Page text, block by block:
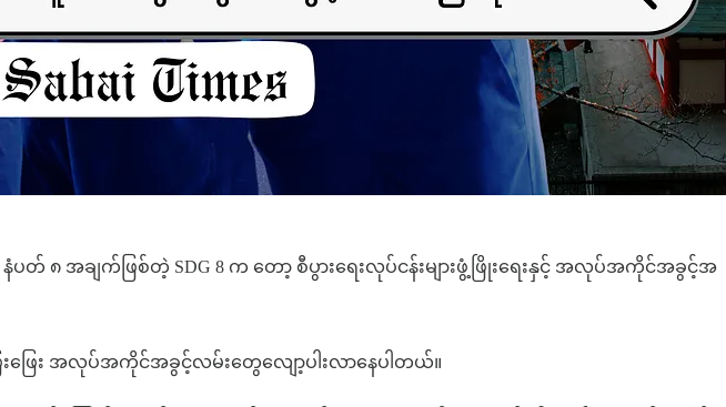
၈ အချက်ဖြစ်တဲ့ SDG 8 က တော့ စီပွားရေးလုပ်ငန်းများဖွံ့ဖြိုးရေးနှင့် အလုပ်အကိုင်အခွင့်အ
ဖြေး အလုပ်အကိုင်အခွင့်လမ်းတွေလျော့ပါးလာနေပါတယ်။